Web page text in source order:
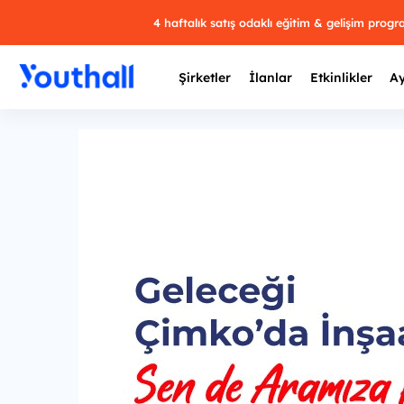
4 haftalık satış odaklı eğitim & gelişim
Şirketler İlanlar Etkinlikler